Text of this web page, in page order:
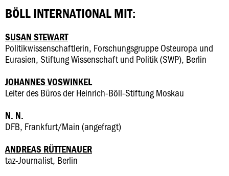
BÖLL INTERNATIONAL MIT:
SUSAN STEWART
Politikwissenschaftlerin, Forschungsgruppe Osteuropa und
Eurasien, Stiftung Wissenschaft und Politik (SWP), Berlin
JOHANNES VOSWINKEL
Leiter des Büros der Heinrich-Böll-Stiftung Moskau
N. N.
DFB, Frankfurt/Main (angefragt)
ANDREAS RÜTTENAUER
taz-Journalist, Berlin